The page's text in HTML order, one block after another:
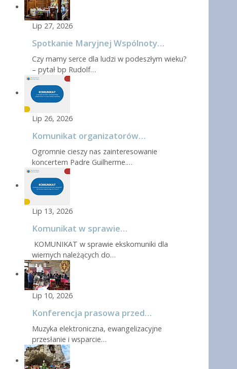
Lip 27, 2026
Spotkanie Maryjnej Wspólnoty…
Czy mamy serce dla ludzi w podeszłym wieku?
– pytał bp Rudolf…
Lip 26, 2026
Komunikat organizatorów…
Ogromnie cieszy nas zainteresowanie
koncertem Padre Guilherme.…
Lip 13, 2026
Komunikat w sprawie…
KOMUNIKAT w sprawie ekskomuniki dla
wiernych należących do…
Lip 10, 2026
Konferencja prasowa przed…
Muzyka elektroniczna, ewangelizacyjne
przesłanie i wsparcie…